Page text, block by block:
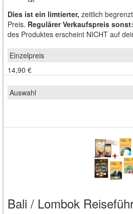
Dies ist ein limtierter, zeitlich
Preis. Regulärer Verkaufspreis sonst:
des Produktes erscheint NICHT auf
14,90 €
Bali / Lombok